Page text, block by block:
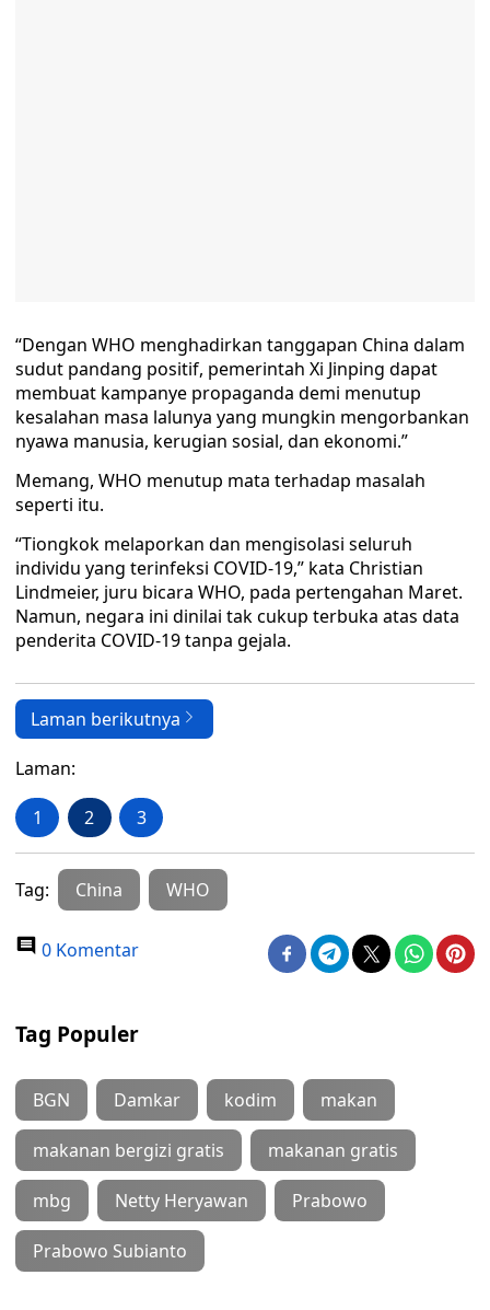
“Dengan WHO menghadirkan tanggapan China dalam
sudut pandang positif, pemerintah Xi Jinping dapat
membuat kampanye propaganda demi menutup
kesalahan masa lalunya yang mungkin mengorbankan
nyawa manusia, kerugian sosial, dan ekonomi.”
Memang, WHO menutup mata terhadap masalah
seperti itu.
“Tiongkok melaporkan dan mengisolasi seluruh
individu yang terinfeksi COVID-19,” kata Christian
Lindmeier, juru bicara WHO, pada pertengahan Maret.
Namun, negara ini dinilai tak cukup terbuka atas data
penderita COVID-19 tanpa gejala.
Laman berikutnya
Laman:
1 2 3
Tag: China WHO
0 Komentar
Tag Populer
BGN Damkar kodim makan
makanan bergizi gratis makanan gratis
mbg Netty Heryawan Prabowo
Prabowo Subianto